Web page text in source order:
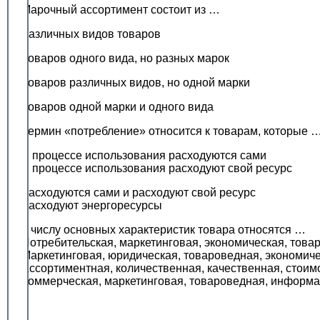
Марочный ассортимент состоит из …
Различных видов товаров
Товаров одного вида, но разных марок
Товаров различных видов, но одной марки
Товаров одной марки и одного вида
Термин «потребление» относится к товарам, которые …
В процессе использования расходуются сами
В процессе использования расходуют свой ресурс
Расходуются сами и расходуют свой ресурс
Расходуют энергоресурсы
К числу основных характеристик товара относятся …
Потребительская, маркетинговая, экономическая,
Маркетинговая, юридическая, товароведная,
Ассортиментная, количественная, качественная,
Коммерческая, маркетинговая, товароведная,